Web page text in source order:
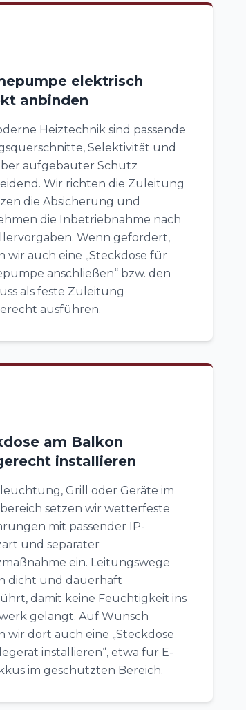
elektrisch
anbinden
Heiztechnik sind passende
Selektivität und
aufgebauter Schutz
Wir richten die Zuleitung
die Absicherung und
die Inbetriebnahme nach
Wenn gefordert,
wir auch eine „Steckdose für
anschließen“ bzw. den
als feste Zuleitung
ausführen.
am Balkon
installieren
Grill oder Geräte im
setzen wir wetterfeste
mit passender IP-
und separater
ein. Leitungswege
dicht und dauerhaft
damit keine Feuchtigkeit ins
gelangt. Auf Wunsch
wir dort auch eine „Steckdose
installieren“, etwa für E-
im geschützten Bereich.